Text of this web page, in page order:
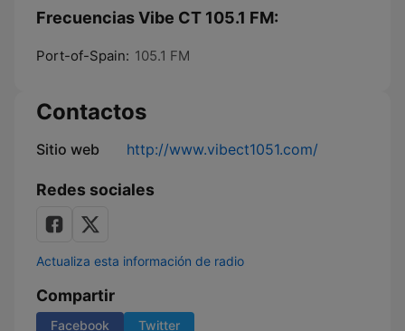
Frecuencias Vibe CT 105.1 FM:
Port-of-Spain: 105.1 FM
Contactos
Sitio web http://www.vibect1051.com/
Redes sociales
Actualiza esta información de radio
Compartir
Facebook Twitter